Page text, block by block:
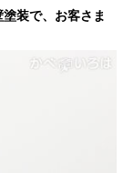
装で、お客さま